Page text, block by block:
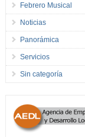
Febrero Musical
Noticias
Panorámica
Servicios
Sin categoría